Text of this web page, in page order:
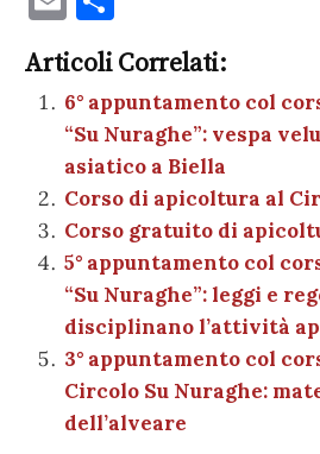
c
e
b
o
o
k
te
r
es
t A
p
p
m
ai
l
n
di
vi
di
Articoli Correlati:
6° appuntamento col
“Su Nuraghe”: vespa
asiatico a Biella
Corso di apicoltura al
Corso gratuito di
5° appuntamento col
“Su Nuraghe”: leggi e
disciplinano l’attività
3° appuntamento col
Circolo Su Nuraghe:
dell’alveare